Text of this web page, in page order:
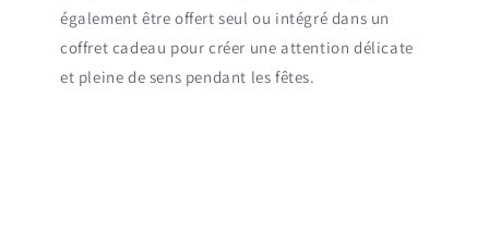
également être offert seul ou intégré dans un
coffret cadeau pour créer une attention délicate
et pleine de sens pendant les fêtes.